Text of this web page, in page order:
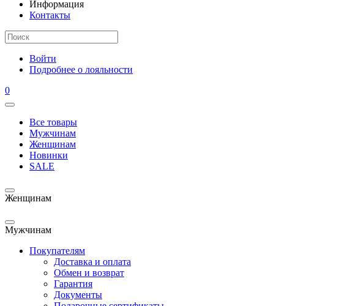
Информация
Контакты
Войти
Подробнее о лояльности
0
Все товары
Мужчинам
Женщинам
Новинки
SALE
Женщинам
Мужчинам
Покупателям
Доставка и оплата
Обмен и возврат
Гарантия
Документы